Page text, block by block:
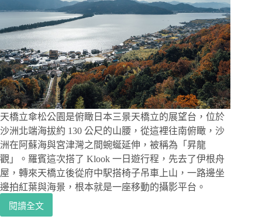
古
寺，
六
貓
無
病
守
諧
音
無
病
超
有
意
思
天橋立傘松公園是俯瞰日本三景天橋立的展望台，位於
沙洲北端海拔約 130 公尺的山腰，從這裡往南俯瞰，沙
洲在阿蘇海與宮津灣之間蜿蜒延伸，被稱為「昇龍
觀」。羅賓這次搭了 Klook 一日遊行程，先去了伊根舟
屋，轉來天橋立後從府中駅搭椅子吊車上山，一路邊坐
邊拍紅葉與海景，根本就是一座移動的攝影平台。
閱讀全文
天